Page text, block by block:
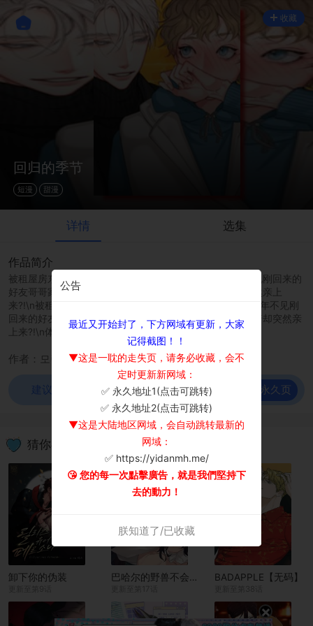
回归的季节
短漫 甜漫
收藏
详情 选集
作品简介
被租屋房东赶出来，好友帮我想办法，暂时借住在多年不见刚回来的
好友哥哥家。哥变高变帅还要我哄他睡觉，哄着哄着却突然亲上
来?!\n被租屋房东赶出来，好友帮我想办法，暂时借住在多年不见刚
回来的好友哥哥家。哥变高变帅还要我哄他睡觉，哄着哄着却突然亲
上来?!\n体验完整的「我的收藏」\n
作者：모락
建议使用谷歌浏览器观看！ 前往永久页
猜你喜欢
卸下你的伪装 BADAPPLE【无码】
公告
最近又开始封了，下方网域有更新，大家
记得截图！！
▼这是一耽的走失页，请务必收藏，会不
定时更新新网域：
✅ 永久地址1(点击可跳转)
✅ 永久地址2(点击可跳转)
▼这是大陆地区网域，会自动跳转最新的
网域：
✅ https://yidanmh.me/
😘 您的每一次點擊廣告，就是我們堅持下
去的動力！
朕知道了/已收藏
×